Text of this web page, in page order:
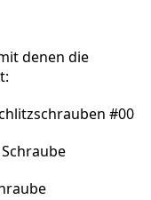
denen die
#00